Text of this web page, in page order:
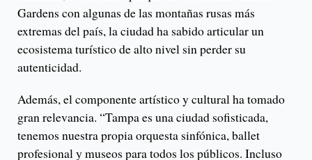
Gardens con algunas de las montañas rusas más
extremas del país, la ciudad ha sabido articular un
ecosistema turístico de alto nivel sin perder su
autenticidad.
Además, el componente artístico y cultural ha tomado
gran relevancia. “Tampa es una ciudad sofisticada,
tenemos nuestra propia orquesta sinfónica, ballet
profesional y museos para todos los públicos. Incluso